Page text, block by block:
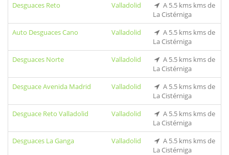
Desguaces Reto
Valladolid
A 5.5 kms kms de
La Cistérniga
Auto Desguaces Cano
Valladolid
A 5.5 kms kms de
La Cistérniga
Desguaces Norte
Valladolid
A 5.5 kms kms de
La Cistérniga
Desguace Avenida Madrid
Valladolid
A 5.5 kms kms de
La Cistérniga
Desguace Reto Valladolid
Valladolid
A 5.5 kms kms de
La Cistérniga
Desguaces La Ganga
Valladolid
A 5.5 kms kms de
La Cistérniga